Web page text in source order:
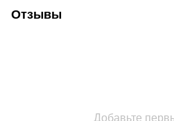
Отзывы
Добавьте